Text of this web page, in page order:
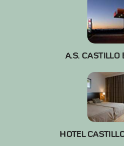
A.S. CASTILLO
HOTEL